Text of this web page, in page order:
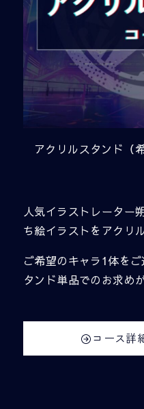
アクリルスタンド（
人気イラストレーター
ち絵イラストをアクリ
ご希望のキャラ1体を
タンド単品でのお求め
コース詳